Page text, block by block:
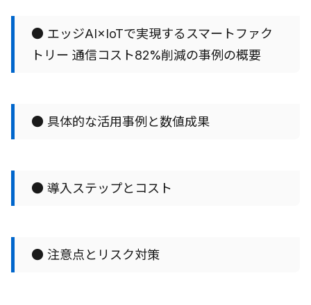
● エッジAI×IoTで実現するスマートファク
トリー 通信コスト82%削減の事例の概要
● 具体的な活用事例と数値成果
● 導入ステップとコスト
● 注意点とリスク対策